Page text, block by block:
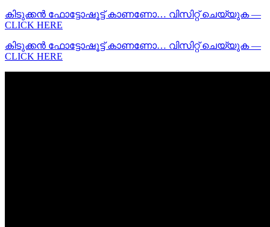
കിടുക്കന്‍ ഫോട്ടോഷൂട്ട്‌ കാണണോ… വിസിറ്റ് ചെയ്യുക —
CLICK HERE
കിടുക്കന്‍ ഫോട്ടോഷൂട്ട്‌ കാണണോ… വിസിറ്റ് ചെയ്യുക —
CLICK HERE